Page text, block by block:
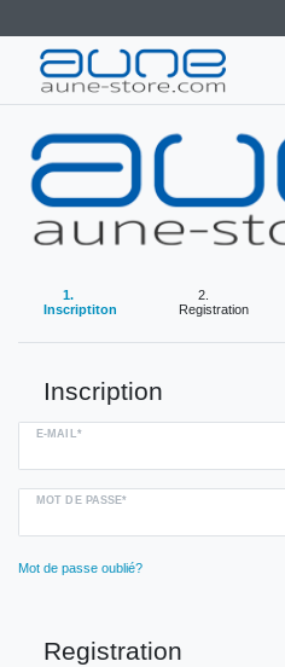
1.
Inscriptiton
2.
Registration
Inscription
E-MAIL*
MOT DE PASSE*
Mot de passe oublié?
Registration